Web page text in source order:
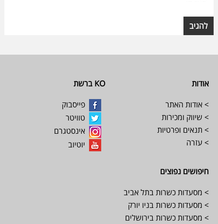
Footer
אודות
> אודות האתר
> שיווק ומכירות
> תנאים ופרטיות
> עזרה
KO ברשת
פייסבוק
טוויטר
אינסטגרם
יוטיוב
חיפושים נפוצים
> מסעדות כשרות בתל אביב
> מסעדות כשרות בניו יורק
> מסעדות כשרות בירושלים